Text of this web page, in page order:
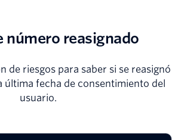
número reasignado
de riesgos para saber si se reasignó
última fecha de consentimiento del
usuario.